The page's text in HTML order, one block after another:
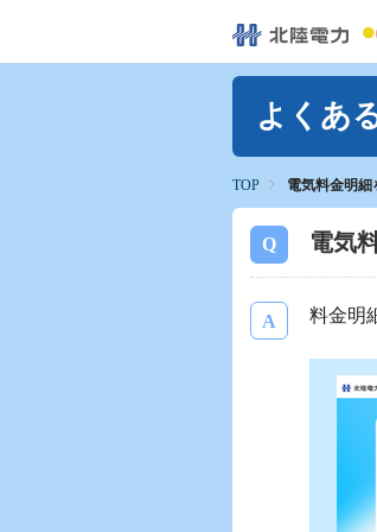
よくあ
TOP 電気料金明細
電気
料金明